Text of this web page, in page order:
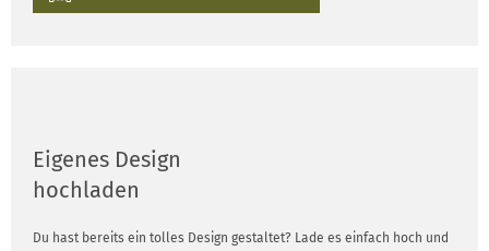
Eigenes Design
hochladen
Du hast bereits ein tolles Design gestaltet? Lade es einfach hoch und